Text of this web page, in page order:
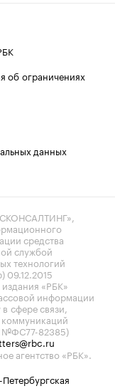
об ограничениях
данных
средства
службой
технологий
09.12.2015
«РБК»
информации
сфере связи,
№ФС77-82385)
агентство «РБК».